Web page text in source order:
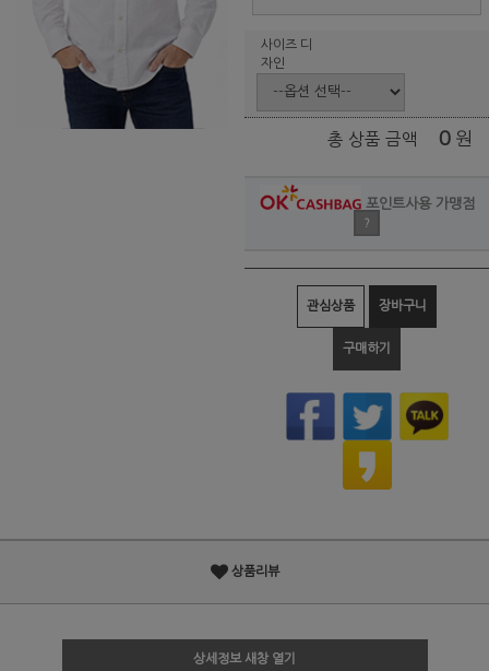
사이즈 디
자인
총 상품 금액 0 원
포인트사용 가맹점
?
관심상품 장바구니
구매하기
상품리뷰
상세정보 새창 열기